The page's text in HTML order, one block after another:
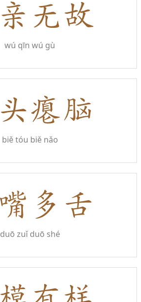
wú qīn wú gù
biě tóu biě nǎo
duō zuǐ duō shé